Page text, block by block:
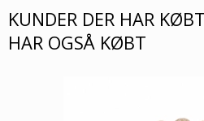
KUNDER DER HAR
HAR OGSÅ KØBT